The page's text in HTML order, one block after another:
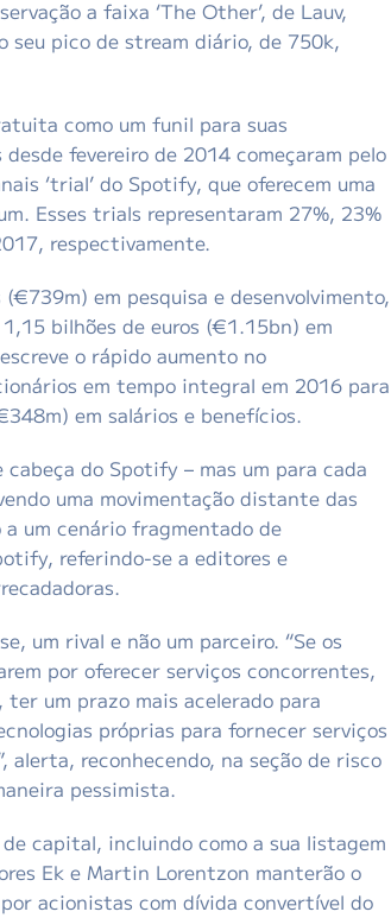
a faixa ‘The Other’, de Lauv,
seu pico de stream diário, de 750k,
como um funil para suas
fevereiro de 2014 começaram pelo
‘trial’ do Spotify, que oferecem uma
Esses trials representaram 27%, 23%
respectivamente.
em pesquisa e desenvolvimento,
bilhões de euros (€1.15bn) em
o rápido aumento no
em tempo integral em 2016 para
em salários e benefícios.
do Spotify – mas um para cada
uma movimentação distante das
a um cenário fragmentado de
referindo-se a editores e
um rival e não um parceiro. “Se os
por oferecer serviços concorrentes,
um prazo mais acelerado para
próprias para fornecer serviços
alerta, reconhecendo, na seção de risco
pessimista.
capital, incluindo como a sua listagem
Ek e Martin Lorentzon manterão o
acionistas com dívida convertível do